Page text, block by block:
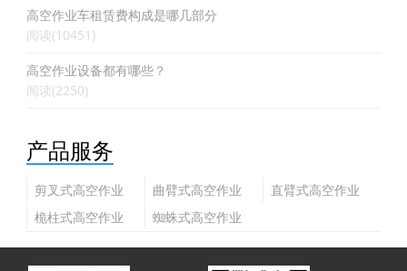
高空作业车租赁费构成是哪几部分
阅读(10451)
高空作业设备都有哪些？
阅读(2250)
产品服务
剪叉式高空作业
平台
曲臂式高空作业
平台
直臂式高空作业
桅柱式高空作业
蜘蛛式高空作业